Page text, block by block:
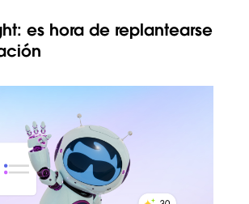
es hora de replantearse